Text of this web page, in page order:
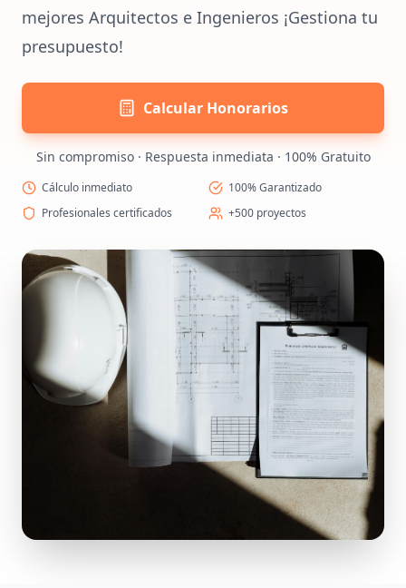
mejores Arquitectos e Ingenieros ¡Gestiona tu
presupuesto!
Calcular Honorarios
Sin compromiso · Respuesta inmediata · 100% Gratuito
Cálculo inmediato
100% Garantizado
Profesionales certificados
+500 proyectos